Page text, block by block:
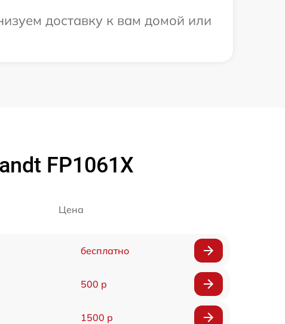
доставку к вам домой или
FP1061X
Цена
бесплатно
500 р
1500 р